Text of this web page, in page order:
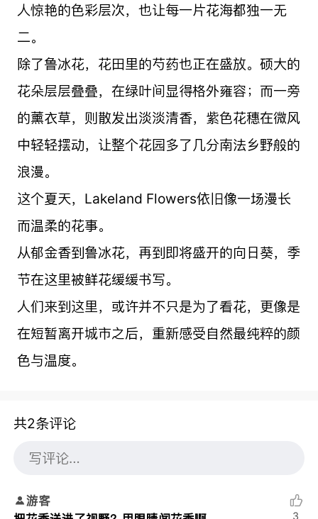
人惊艳的色彩层次，也让每一片花海都独一无
二。
除了鲁冰花，花田里的芍药也正在盛放。硕大的
花朵层层叠叠，在绿叶间显得格外雍容；而一旁
的薰衣草，则散发出淡淡清香，紫色花穗在微风
中轻轻摆动，让整个花园多了几分南法乡野般的
浪漫。
这个夏天， Lakeland Flowers依旧像一场漫长
而温柔的花事。
从郁金香到鲁冰花，再到即将盛开的向日葵，季
节在这里被鲜花缓缓书写。
人们来到这里，或许并不只是为了看花，更像是
在短暂离开城市之后，重新感受自然最纯粹的颜
色与温度。
共2条评论
游客
3